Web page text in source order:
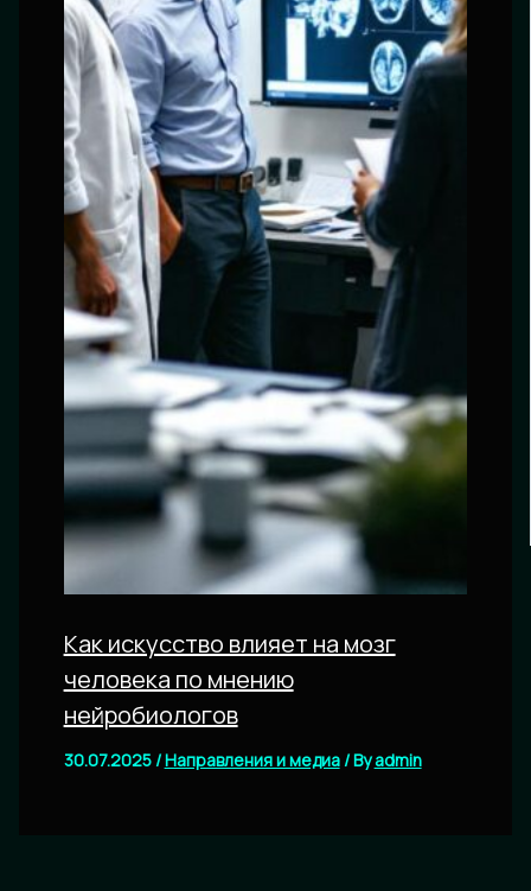
Как искусство влияет на мозг
человека по мнению
нейробиологов
30.07.2025/Направления и медиа/ Byadmin